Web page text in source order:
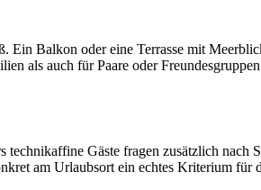
Balkon oder eine Terrasse mit
als auch für Paare oder
technikaffine Gäste fragen zusätzlich
am Urlaubsort ein echtes Kriterium für